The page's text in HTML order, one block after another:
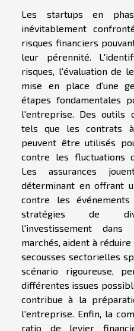
Les startups en
inévitablement
risques financiers
leur pérennité.
risques, l'évaluation de
mise en place d'une
étapes fondamentales
l'entreprise. Des outils
tels que les contrats
peuvent être utilisés
contre les fluctuations
Les assurances
déterminant en offrant
contre les
stratégies de
l'investissement
marchés, aident à
secousses sectorielles
scénario rigoureuse,
différentes issues
contribue à la
l'entreprise. Enfin, la
ratio de levier